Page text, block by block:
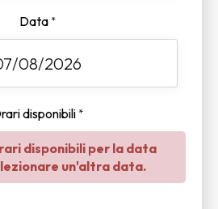
Data *
disponibili *
disponibili per la data
un'altra data.